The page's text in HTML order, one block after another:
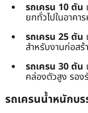
รถเครน 10 ตัน
ยกทั่วไปในอาคา
รถเครน 25 ตัน
สำหรับงานก่อส
รถเครน 30 ตัน
คล่องตัวสูง รอ
รถเครนน้ำหนักบ